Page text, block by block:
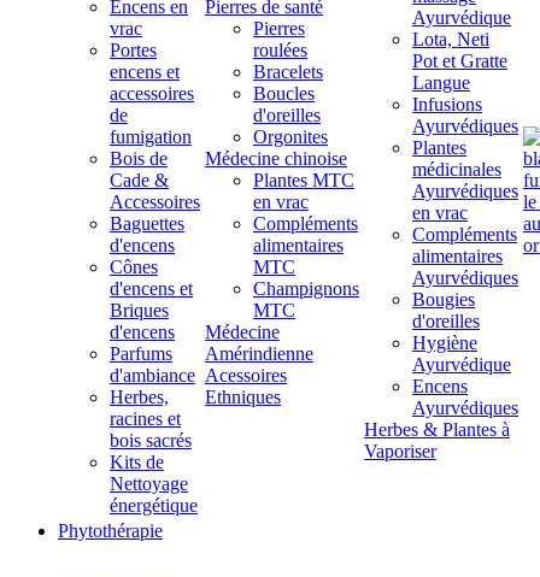
Encens en
vrac
Portes
encens et
accessoires
de
fumigation
Bois de
Cade &
Accessoires
Baguettes
d'encens
Cônes
d'encens et
Briques
d'encens
Parfums
d'ambiance
Herbes,
racines et
bois sacrés
Kits de
Nettoyage
énergétique
Pierres de santé
Pierres
roulées
Bracelets
Boucles
d'oreilles
Orgonites
Médecine chinoise
Plantes MTC
en vrac
Compléments
alimentaires
MTC
Champignons
MTC
Médecine
Amérindienne
Acessoires
Ethniques
Ayurvédique
Lota, Neti
Pot et Gratte
Langue
Infusions
Ayurvédiques
Plantes
médicinales
Ayurvédiques
en vrac
Compléments
alimentaires
Ayurvédiques
Bougies
d'oreilles
Hygiène
Ayurvédique
Encens
Ayurvédiques
Herbes & Plantes à
Vaporiser
Phytothérapie